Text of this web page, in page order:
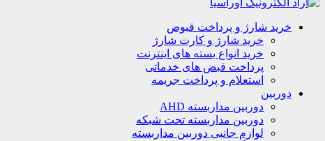
خرید شارژ و پرداخت قبوض
خرید شارژ و کارت شارژ
خرید انواع بسته های اینترنت
پرداخت قبض های خدماتی
استعلام و پرداخت جریمه
دوربین
دوربین مداربسته AHD
دوربین مداربسته تحت شبکه
لوازم جانبی دوربین مداربسته